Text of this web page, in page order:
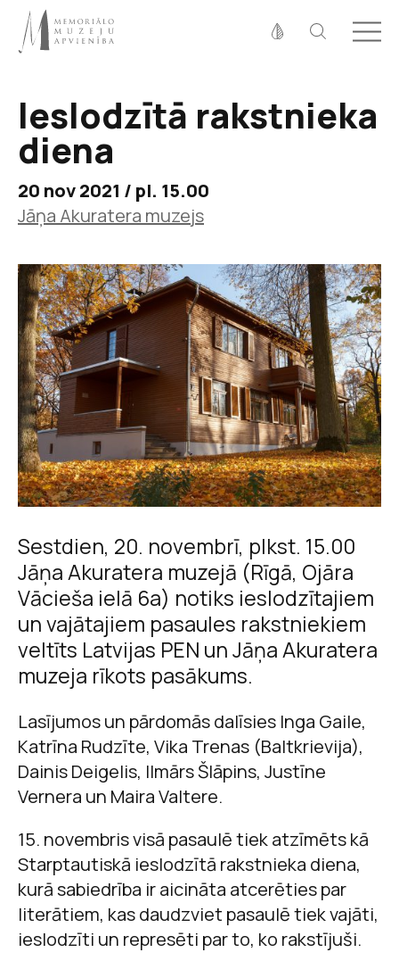
100%
Kontrasts
Ieslodzītā rakstnieka
diena
20 nov 2021 / pl. 15.00
Jāņa Akuratera muzejs
Sestdien, 20. novembrī, plkst. 15.00
Jāņa Akuratera muzejā (Rīgā, Ojāra
Vācieša ielā 6a) notiks ieslodzītajiem
un vajātajiem pasaules rakstniekiem
veltīts Latvijas PEN un Jāņa Akuratera
muzeja rīkots pasākums.
Lasījumos un pārdomās dalīsies Inga Gaile,
Katrīna Rudzīte, Vika Trenas (Baltkrievija),
Dainis Deigelis, Ilmārs Šlāpins, Justīne
Vernera un Maira Valtere.
15. novembris visā pasaulē tiek atzīmēts kā
Starptautiskā ieslodzītā rakstnieka diena,
kurā sabiedrība ir aicināta atcerēties par
literātiem, kas daudzviet pasaulē tiek vajāti,
ieslodzīti un represēti par to, ko rakstījuši.